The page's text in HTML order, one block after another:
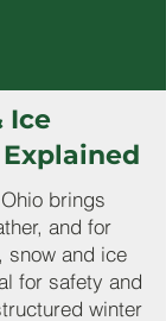
Ice
brings
and for
snow and ice
for safety and
winter